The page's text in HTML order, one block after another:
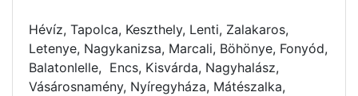
Hévíz, Tapolca, Keszthely, Lenti, Zalakaros,
Letenye, Nagykanizsa, Marcali, Böhönye, Fonyód,
Balatonlelle, Encs, Kisvárda, Nagyhalász,
Vásárosnamény, Nyíregyháza, Mátészalka,